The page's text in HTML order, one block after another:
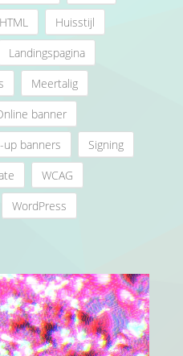
HTML
Huisstijl
Landingspagina
Meertalig
banner
up banners
Signing
WCAG
WordPress